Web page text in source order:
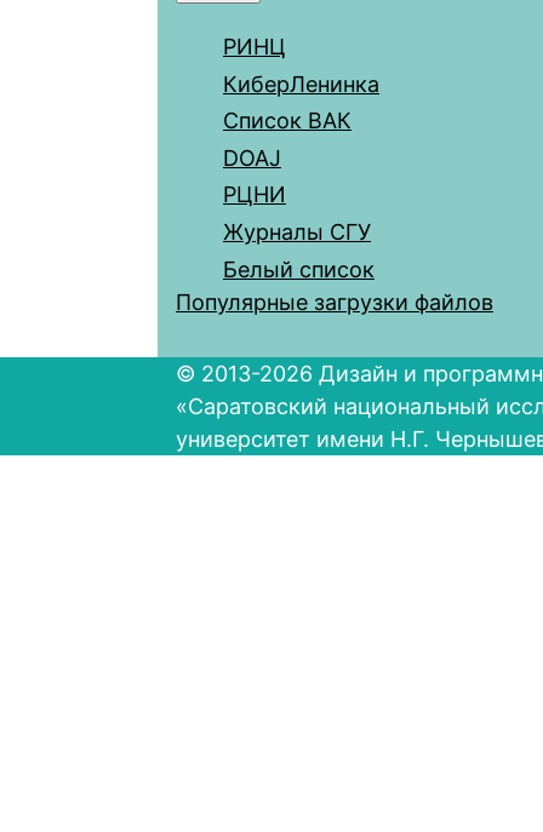
РИНЦ
КиберЛенинка
Список ВАК
DOAJ
РЦНИ
Журналы СГУ
Белый список
Популярные загрузки файлов
© 2013-2026 Дизайн и
«Саратовский национальный
университет имени Н.Г.